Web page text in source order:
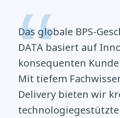
Das globale BPS-
DATA basiert auf
konsequenten
Mit tiefem
Delivery bieten wir